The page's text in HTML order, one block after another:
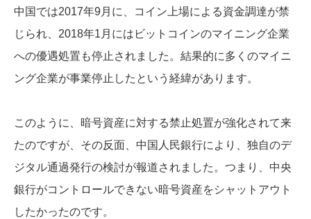
中国では2017年9月に、コイン上場による資金調達が禁
じられ、2018年1月にはビットコインのマイニング企業
への優遇処置も停止されました。結果的に多くのマイニ
ング企業が事業停止したという経緯があります。
このように、暗号資産に対する禁止処置が強化されて来
たのですが、その反面、中国人民銀行により、独自のデ
ジタル通過発行の検討が報道されました。つまり、中央
銀行がコントロールできない暗号資産をシャットアウト
したかったのです。